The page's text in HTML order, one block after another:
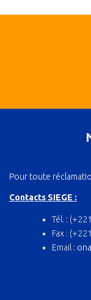
Pour toute
Contacts SIEGE :
Tél. :
Fax :
Email :